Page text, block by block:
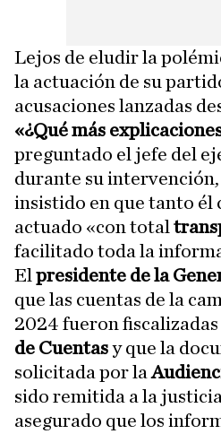
Lejos de eludir la
la actuación de su
acusaciones lanzadas
«¿Qué más
preguntado el jefe del
durante su intervención,
insistido en que tanto él
actuado «con total
facilitado toda la
El presidente de la
que las cuentas de la
2024 fueron fiscalizadas
de Cuentasy que la
solicitada por la
sido remitida a la
asegurado que los